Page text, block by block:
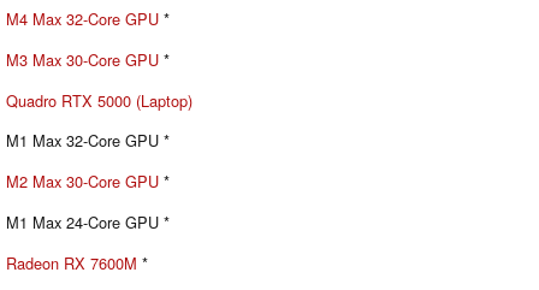
M4 Max 32-Core GPU *
M3 Max 30-Core GPU *
Quadro RTX 5000 (Laptop)
M1 Max 32-Core GPU *
M2 Max 30-Core GPU *
M1 Max 24-Core GPU *
Radeon RX 7600M *